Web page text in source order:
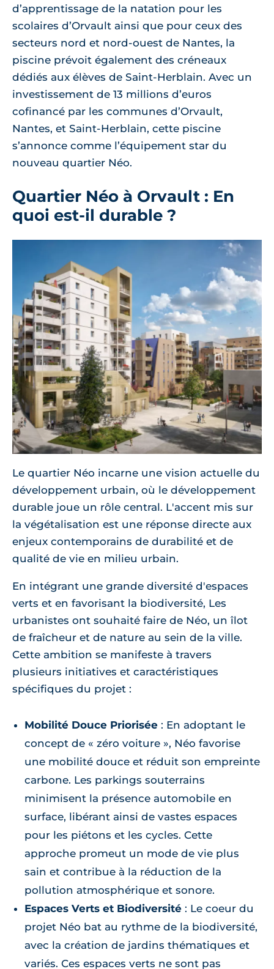
d’apprentissage de la natation pour les
scolaires d’Orvault ainsi que pour ceux des
secteurs nord et nord-ouest de Nantes, la
piscine prévoit également des créneaux
dédiés aux élèves de Saint-Herblain. Avec un
investissement de 13 millions d’euros
cofinancé par les communes d’Orvault,
Nantes, et Saint-Herblain, cette piscine
s’annonce comme l’équipement star du
nouveau quartier Néo.
Quartier Néo à Orvault : En
quoi est-il durable ?
Le quartier Néo incarne une vision actuelle du
développement urbain, où le développement
durable joue un rôle central. L'accent mis sur
la végétalisation est une réponse directe aux
enjeux contemporains de durabilité et de
qualité de vie en milieu urbain.
En intégrant une grande diversité d'espaces
verts et en favorisant la biodiversité, Les
urbanistes ont souhaité faire de Néo, un îlot
de fraîcheur et de nature au sein de la ville.
Cette ambition se manifeste à travers
plusieurs initiatives et caractéristiques
spécifiques du projet :
Mobilité Douce Priorisée : En adoptant le
concept de « zéro voiture », Néo favorise
une mobilité douce et réduit son empreinte
carbone. Les parkings souterrains
minimisent la présence automobile en
surface, libérant ainsi de vastes espaces
pour les piétons et les cycles. Cette
approche promeut un mode de vie plus
sain et contribue à la réduction de la
pollution atmosphérique et sonore.
Espaces Verts et Biodiversité : Le coeur du
projet Néo bat au rythme de la biodiversité,
avec la création de jardins thématiques et
variés. Ces espaces verts ne sont pas